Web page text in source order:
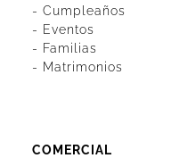
- Cumpleaños
- Eventos
- Familias
- Matrimonios
COMERCIAL